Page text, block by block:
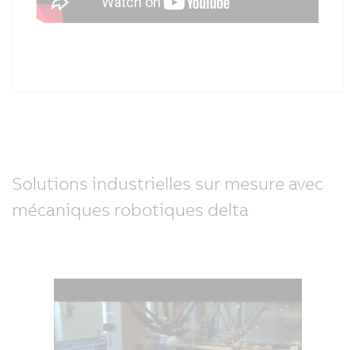
Solutions industrielles sur mesure avec
mécaniques robotiques delta